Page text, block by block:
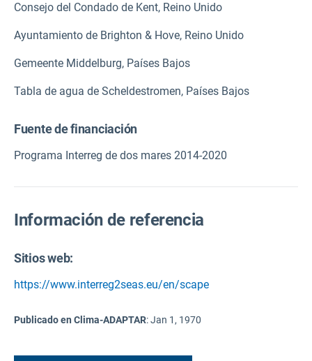
Consejo del Condado de Kent, Reino Unido
Ayuntamiento de Brighton & Hove, Reino Unido
Gemeente Middelburg, Países Bajos
Tabla de agua de Scheldestromen, Países Bajos
Fuente de financiación
Programa Interreg de dos mares 2014-2020
Información de referencia
Sitios web:
https://www.interreg2seas.eu/en/scape
Publicado en Clima-ADAPTAR:Jan 1, 1970